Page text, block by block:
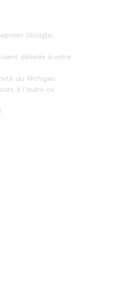
(Google,
délivrés à votre
du Michigan.
à l’autre ou